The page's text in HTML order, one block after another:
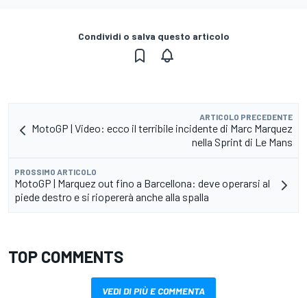
Condividi o salva questo articolo
ARTICOLO PRECEDENTE
MotoGP | Video: ecco il terribile incidente di Marc Marquez
nella Sprint di Le Mans
PROSSIMO ARTICOLO
MotoGP | Marquez out fino a Barcellona: deve operarsi al
piede destro e si riopererà anche alla spalla
TOP COMMENTS
VEDI DI PIÙ E COMMENTA